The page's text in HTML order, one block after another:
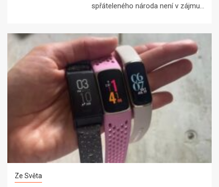
spřáteleného národa není v zájmu...
Ze Světa